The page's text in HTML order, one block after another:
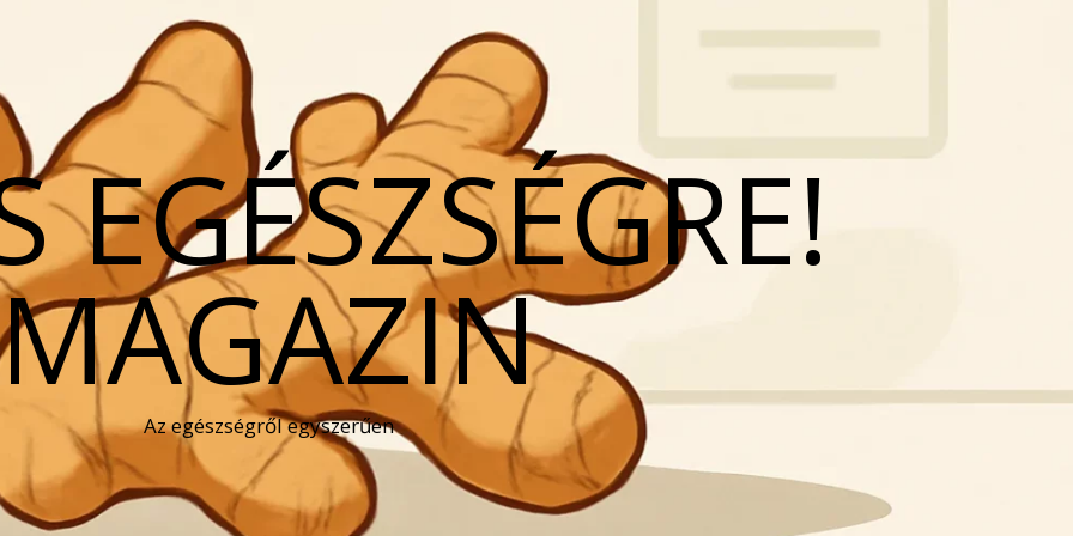
EGÉSZSÉGRE!
MAGAZIN
Az egészségről egyszerűen